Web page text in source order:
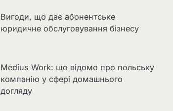
Вигоди, що дає абонентське
юридичне обслуговування бізнесу
Medius Work: що відомо про польську
компанію у сфері домашнього
догляду